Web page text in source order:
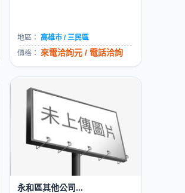
地區：
高雄市 / 三民區
價格： 來電洽詢元 / 電話洽詢
永和區其他公司...